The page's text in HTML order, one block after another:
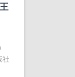
社